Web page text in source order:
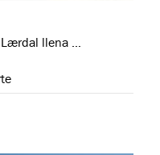
Lærdal llena …